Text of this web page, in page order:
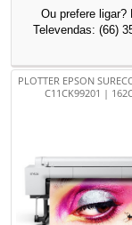
Ou prefere ligar?
Televendas: (66)
PLOTTER EPSON
C11CK99201 |